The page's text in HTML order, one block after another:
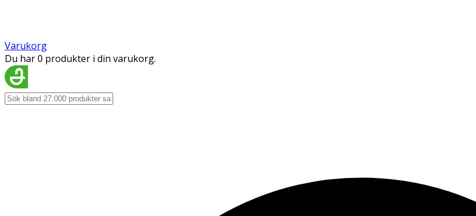
Varukorg
Du har 0 produkter i din varukorg.